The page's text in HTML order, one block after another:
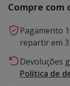
Compre com
Pagamento
repartir em
Devoluções
Política de